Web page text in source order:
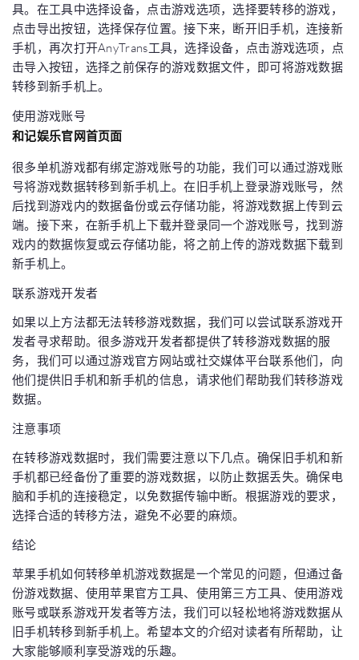
具。在工具中选择设备，点击游戏选项，选择要转移的游戏，
点击导出按钮，选择保存位置。接下来，断开旧手机，连接新
手机，再次打开AnyTrans工具，选择设备，点击游戏选项，点
击导入按钮，选择之前保存的游戏数据文件，即可将游戏数据
转移到新手机上。
使用游戏账号
和记娱乐官网首页面
很多单机游戏都有绑定游戏账号的功能，我们可以通过游戏账
号将游戏数据转移到新手机上。在旧手机上登录游戏账号，然
后找到游戏内的数据备份或云存储功能，将游戏数据上传到云
端。接下来，在新手机上下载并登录同一个游戏账号，找到游
戏内的数据恢复或云存储功能，将之前上传的游戏数据下载到
新手机上。
联系游戏开发者
如果以上方法都无法转移游戏数据，我们可以尝试联系游戏开
发者寻求帮助。很多游戏开发者都提供了转移游戏数据的服
务，我们可以通过游戏官方网站或社交媒体平台联系他们，向
他们提供旧手机和新手机的信息，请求他们帮助我们转移游戏
数据。
注意事项
在转移游戏数据时，我们需要注意以下几点。确保旧手机和新
手机都已经备份了重要的游戏数据，以防止数据丢失。确保电
脑和手机的连接稳定，以免数据传输中断。根据游戏的要求，
选择合适的转移方法，避免不必要的麻烦。
结论
苹果手机如何转移单机游戏数据是一个常见的问题，但通过备
份游戏数据、使用苹果官方工具、使用第三方工具、使用游戏
账号或联系游戏开发者等方法，我们可以轻松地将游戏数据从
旧手机转移到新手机上。希望本文的介绍对读者有所帮助，让
大家能够顺利享受游戏的乐趣。